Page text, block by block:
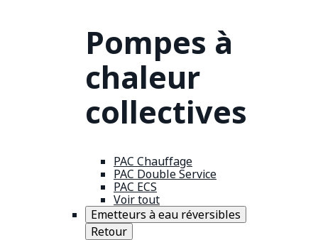
Pompes à
chaleur
collectives
PAC Chauffage
PAC Double Service
PAC ECS
Voir tout
Emetteurs à eau réversibles
Retour